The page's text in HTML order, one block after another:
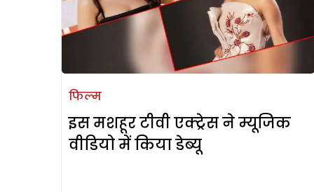
फिल्म
इस मशहूर टीवी एक्ट्रेस ने म्यूजिक
वीडियो में किया डेब्यू